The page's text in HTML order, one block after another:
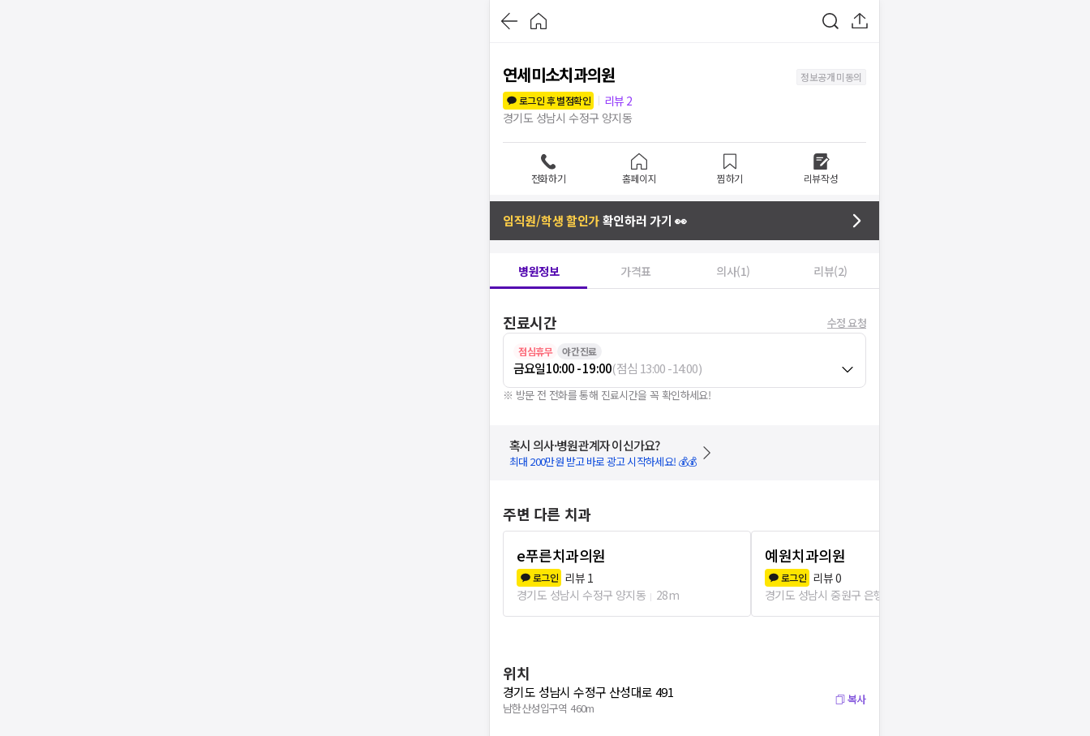
연세미소치과의원
정보공개 미동의
로그인 후 별점확인
리뷰 2
경기도 성남시 수정구 양지동
전화하기 홈페이지 찜하기 리뷰작성
임직원/학생 할인가확인하러 가기 👀
병원정보 가격표 의사(1) 리뷰(2)
진료시간 수정 요청
점심휴무 야간진료
금요일10:00 - 19:00(점심 13:00-14:00)
※ 방문 전 전화를 통해 진료시간을 꼭 확인하세요!
혹시 의사·병원관계자 이신가요?
최대 200만원 받고 바로 광고 시작하세요! 💰💰
주변 다른 치과
e푸른치과의원
로그인 리뷰 1
경기도 성남시 수정구 양지동
28m
예원치과의원
로그인 리뷰0
경기도 성남시 중원구 은행2동
위치
경기도 성남시 수정구 산성대로 491
남한산성입구역 460m
복사